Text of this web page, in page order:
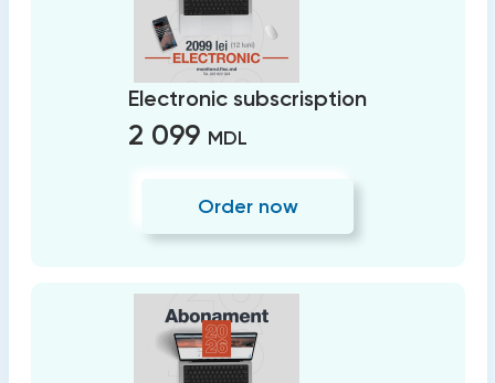
Electronic subscrisption
2 099 MDL
Order now